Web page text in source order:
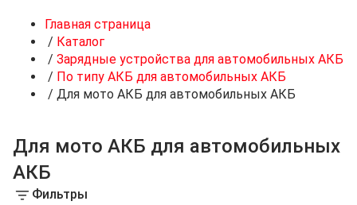
Главная страница
/ Каталог
/ Зарядные устройства для автомобильных АКБ
/ По типу АКБ для автомобильных АКБ
/ Для мото АКБ для автомобильных АКБ
Для мото АКБ для автомобильных
АКБ
Фильтры